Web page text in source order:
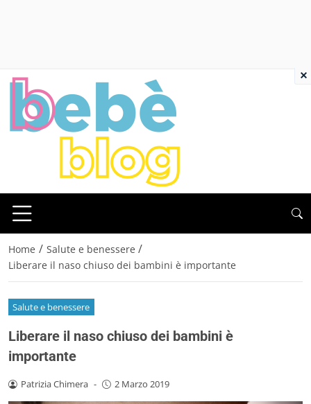
Home / Salute e benessere /
Liberare il naso chiuso dei bambini è importante
Salute e benessere
Liberare il naso chiuso dei bambini è
importante
Patrizia Chimera - 2 Marzo 2019
×